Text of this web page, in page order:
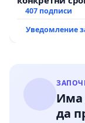
Мирово - к.к.
407 подписи
Уведомление
Има
да